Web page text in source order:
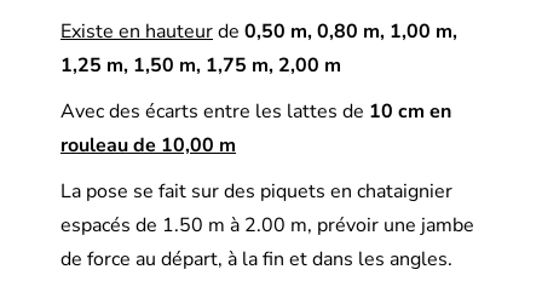
Existe en hauteurde 0,50 m, 0,80 m, 1,00 m,
1,25 m, 1,50 m, 1,75 m, 2,00 m
Avec des écarts entre les lattes de 10 cm en
rouleau de 10,00 m
La pose se fait sur des piquets en chataignier
espacés de 1.50 m à 2.00 m, prévoir une jambe
de force au départ, à la fin et dans les angles.